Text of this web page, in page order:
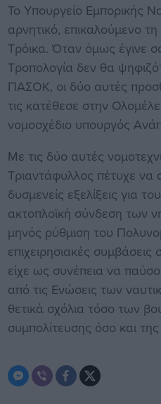
Το Υπουργείο Εμπορικής
αρνητικό, επικαλούμενο
Τρόικα. Όταν όμως έγινε
Τροπολογία δεν θα
ΠΑΣΟΚ, οι δύο αυτές
τις κατέθεσε στην
νομοσχέδιο υπουργός
Με τις δύο αυτές
Τριαντάφυλλος πέτυχε να
δυσμενείς εξελίξεις για
ακτοπλοϊκή σύνδεση των
μηνός ρύθμιση του
επιχειρησιακές
είχε ως συνέπεια να
από τις Ενώσεις των
θετικά σχόλια τόσο των
συμπολίτευσης όσο και της